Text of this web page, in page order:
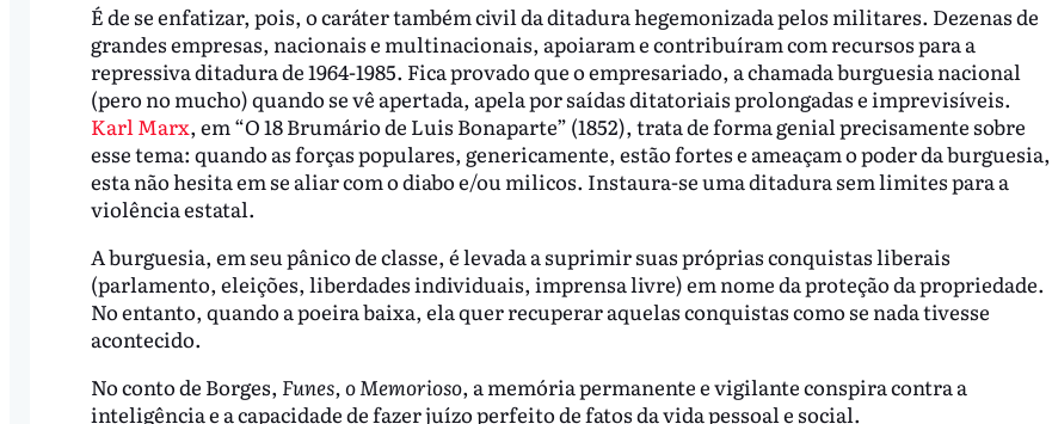
É de se enfatizar, pois, o caráter também civil da ditadura hegemonizada pelos militares. Dezenas de
grandes empresas, nacionais e multinacionais, apoiaram e contribuíram com recursos para a
repressiva ditadura de 1964-1985. Fica provado que o empresariado, a chamada burguesia nacional
(pero no mucho) quando se vê apertada, apela por saídas ditatoriais prolongadas e imprevisíveis.
Karl Marx, em “O 18 Brumário de Luis Bonaparte” (1852), trata de forma genial precisamente sobre
esse tema: quando as forças populares, genericamente, estão fortes e ameaçam o poder da burguesia,
esta não hesita em se aliar com o diabo e/ou milicos. Instaura-se uma ditadura sem limites para a
violência estatal.
A burguesia, em seu pânico de classe, é levada a suprimir suas próprias conquistas liberais
(parlamento, eleições, liberdades individuais, imprensa livre) em nome da proteção da propriedade.
No entanto, quando a poeira baixa, ela quer recuperar aquelas conquistas como se nada tivesse
acontecido.
No conto de Borges, Funes, o Memorioso, a memória permanente e vigilante conspira contra a
inteligência e a capacidade de fazer juízo perfeito de fatos da vida pessoal e social.